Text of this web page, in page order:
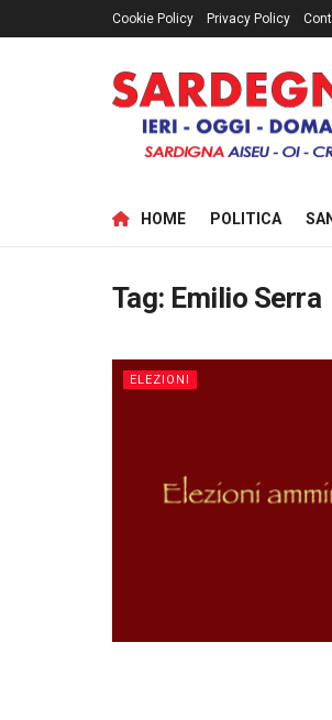
Cookie Policy Privacy Policy
HOME POLITICA
Tag: Emilio Serra
ELEZIONI